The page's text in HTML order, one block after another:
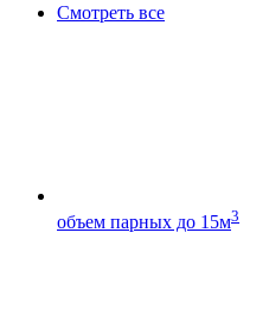
Смотреть все
объем парных до 15м3